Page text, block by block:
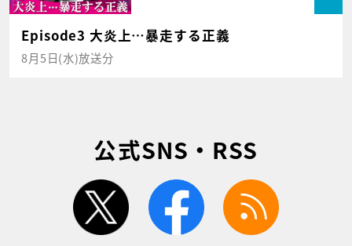
Episode3 大炎上…暴走する正義
8月5日(水)放送分
公式SNS・RSS
twitter facebook